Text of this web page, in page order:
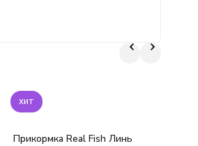
хит
Прикормка Real Fish Линь